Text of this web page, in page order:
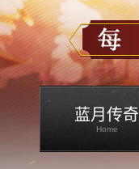
蓝月传奇
Home